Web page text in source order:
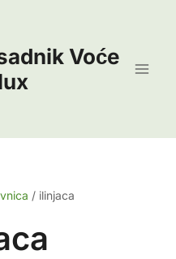
Voće
/ ilinjaca